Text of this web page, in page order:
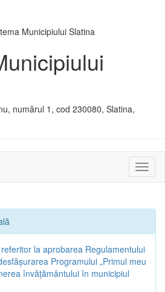
numărul 1, cod 230080, Slatina,
sau
la aprobarea Regulamentului
Programului „Primul meu
învățământului în municipiul